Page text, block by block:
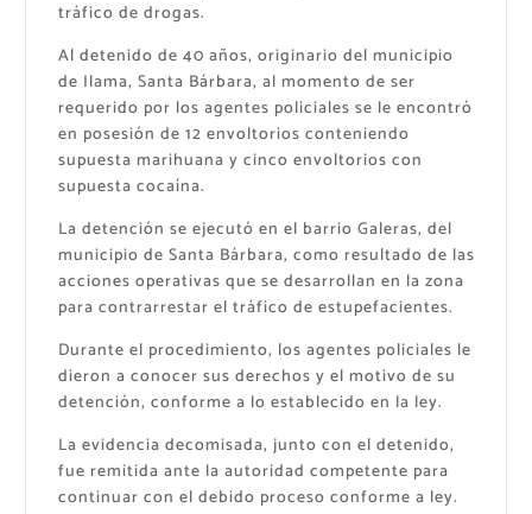
tráfico de drogas.
Al detenido de 40 años, originario del municipio
de Ilama, Santa Bárbara, al momento de ser
requerido por los agentes policiales se le encontró
en posesión de 12 envoltorios conteniendo
supuesta marihuana y cinco envoltorios con
supuesta cocaína.
La detención se ejecutó en el barrio Galeras, del
municipio de Santa Bárbara, como resultado de las
acciones operativas que se desarrollan en la zona
para contrarrestar el tráfico de estupefacientes.
Durante el procedimiento, los agentes policiales le
dieron a conocer sus derechos y el motivo de su
detención, conforme a lo establecido en la ley.
La evidencia decomisada, junto con el detenido,
fue remitida ante la autoridad competente para
continuar con el debido proceso conforme a ley.